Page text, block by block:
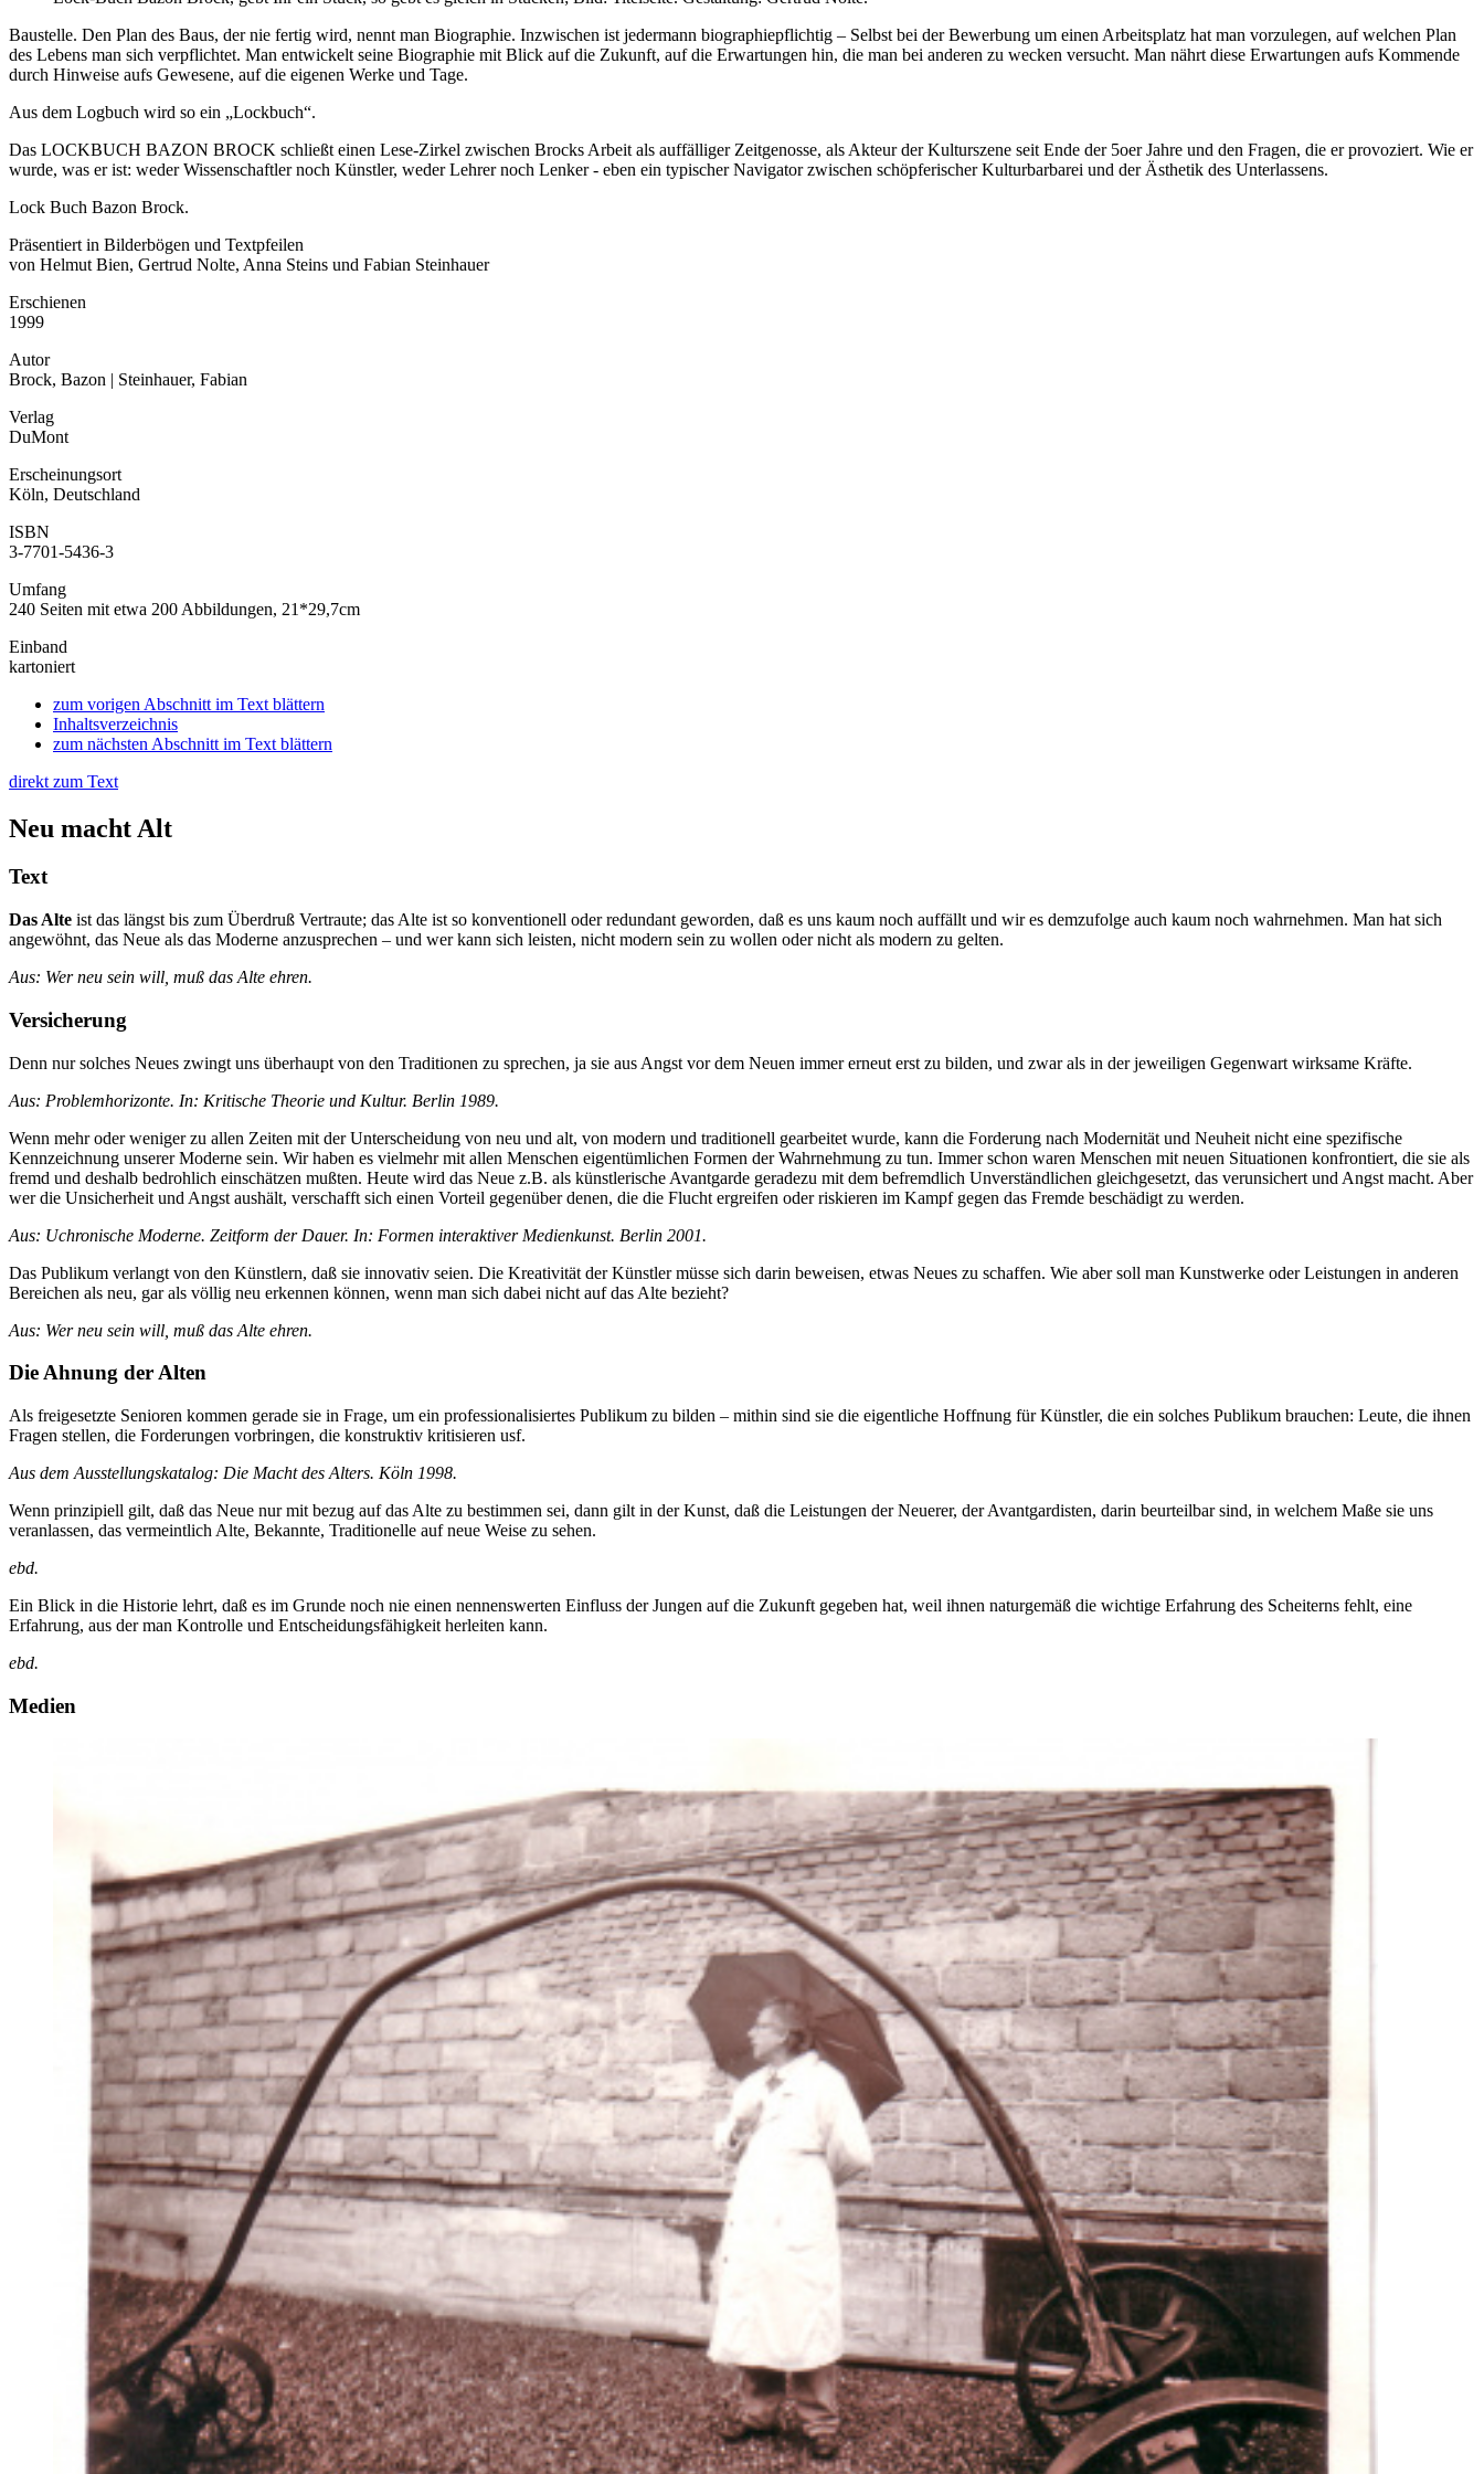
Baustelle. Den Plan des Baus, der nie fertig wird, nennt man Biographie. Inzwischen ist jedermann biographiepflichtig – Selbst bei der Bewerbung um einen Arbeitsplatz hat man vorzulegen, auf welchen Plan
des Lebens man sich verpflichtet. Man entwickelt seine Biographie mit Blick auf die Zukunft, auf die Erwartungen hin, die man bei anderen zu wecken versucht. Man nährt diese Erwartungen aufs Kommende
durch Hinweise aufs Gewesene, auf die eigenen Werke und Tage.
Aus dem Logbuch wird so ein „Lockbuch“.
Das LOCKBUCH BAZON BROCK schließt einen Lese-Zirkel zwischen Brocks Arbeit als auffälliger Zeitgenosse, als Akteur der Kulturszene seit Ende der 5oer Jahre und den Fragen, die er provoziert. Wie er
wurde, was er ist: weder Wissenschaftler noch Künstler, weder Lehrer noch Lenker - eben ein typischer Navigator zwischen schöpferischer Kulturbarbarei und der Ästhetik des Unterlassens.
Lock Buch Bazon Brock.
Präsentiert in Bilderbögen und Textpfeilen
von Helmut Bien, Gertrud Nolte, Anna Steins und Fabian Steinhauer
Erschienen
1999
Autor
Brock, Bazon | Steinhauer, Fabian
Verlag
DuMont
Erscheinungsort
Köln, Deutschland
ISBN
3-7701-5436-3
Umfang
240 Seiten mit etwa 200 Abbildungen, 21*29,7cm
Einband
kartoniert
zum vorigen Abschnitt im Text blättern
Inhaltsverzeichnis
zum nächsten Abschnitt im Text blättern
direkt zum Text
Neu macht Alt
Text
Das Alte ist das längst bis zum Überdruß Vertraute; das Alte ist so konventionell oder redundant geworden, daß es uns kaum noch auffällt und wir es demzufolge auch kaum noch wahrnehmen. Man hat sich
angewöhnt, das Neue als das Moderne anzusprechen – und wer kann sich leisten, nicht modern sein zu wollen oder nicht als modern zu gelten.
Aus: Wer neu sein will, muß das Alte ehren.
Versicherung
Denn nur solches Neues zwingt uns überhaupt von den Traditionen zu sprechen, ja sie aus Angst vor dem Neuen immer erneut erst zu bilden, und zwar als in der jeweiligen Gegenwart wirksame Kräfte.
Aus: Problemhorizonte. In: Kritische Theorie und Kultur. Berlin 1989.
Wenn mehr oder weniger zu allen Zeiten mit der Unterscheidung von neu und alt, von modern und traditionell gearbeitet wurde, kann die Forderung nach Modernität und Neuheit nicht eine spezifische
Kennzeichnung unserer Moderne sein. Wir haben es vielmehr mit allen Menschen eigentümlichen Formen der Wahrnehmung zu tun. Immer schon waren Menschen mit neuen Situationen konfrontiert, die sie als
fremd und deshalb bedrohlich einschätzen mußten. Heute wird das Neue z.B. als künstlerische Avantgarde geradezu mit dem befremdlich Unverständlichen gleichgesetzt, das verunsichert und Angst macht. Aber
wer die Unsicherheit und Angst aushält, verschafft sich einen Vorteil gegenüber denen, die die Flucht ergreifen oder riskieren im Kampf gegen das Fremde beschädigt zu werden.
Aus: Uchronische Moderne. Zeitform der Dauer. In: Formen interaktiver Medienkunst. Berlin 2001.
Das Publikum verlangt von den Künstlern, daß sie innovativ seien. Die Kreativität der Künstler müsse sich darin beweisen, etwas Neues zu schaffen. Wie aber soll man Kunstwerke oder Leistungen in anderen
Bereichen als neu, gar als völlig neu erkennen können, wenn man sich dabei nicht auf das Alte bezieht?
Aus: Wer neu sein will, muß das Alte ehren.
Die Ahnung der Alten
Als freigesetzte Senioren kommen gerade sie in Frage, um ein professionalisiertes Publikum zu bilden – mithin sind sie die eigentliche Hoffnung für Künstler, die ein solches Publikum brauchen: Leute, die ihnen
Fragen stellen, die Forderungen vorbringen, die konstruktiv kritisieren usf.
Aus dem Ausstellungskatalog: Die Macht des Alters. Köln 1998.
Wenn prinzipiell gilt, daß das Neue nur mit bezug auf das Alte zu bestimmen sei, dann gilt in der Kunst, daß die Leistungen der Neuerer, der Avantgardisten, darin beurteilbar sind, in welchem Maße sie uns
veranlassen, das vermeintlich Alte, Bekannte, Traditionelle auf neue Weise zu sehen.
ebd.
Ein Blick in die Historie lehrt, daß es im Grunde noch nie einen nennenswerten Einfluss der Jungen auf die Zukunft gegeben hat, weil ihnen naturgemäß die wichtige Erfahrung des Scheiterns fehlt, eine
Erfahrung, aus der man Kontrolle und Entscheidungsfähigkeit herleiten kann.
ebd.
Medien